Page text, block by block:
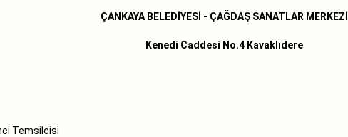
ÇANKAYA BELEDİYESİ - ÇAĞDAŞ SANATLAR MERKEZİ
Kenedi Caddesi No.4 Kavaklıdere
Temsilcisi